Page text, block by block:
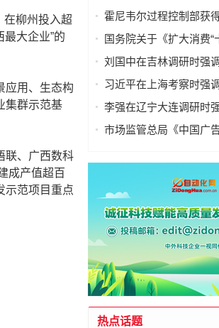
柳州投入超
大企业”的
用、生态构
集群示范基
联、广西数科
成产值超百
示范项目重点
型
霍尼韦尔过程控制部获
Sullivan 颁发的“年度卓
国务院关于《扩大消费“
批复
刘国中在吉林调研时强
灾害防御工作 切实做好
习近平在上海考察时强
城市理念 高质量推进城
李强在辽宁大连调研时
端装备制造业 加快建设
市场监管总局《中国广
热点话题